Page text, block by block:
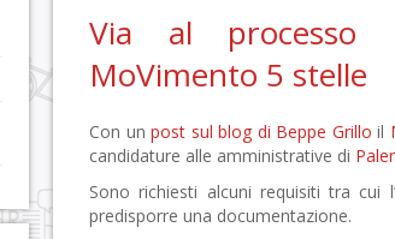
Via al processo
MoVimento 5 stelle
Con unpost sul blog di Beppe Grillo il
candidature alle amministrative di
Sono richiesti alcuni requisiti tra cui
predisporre una documentazione.